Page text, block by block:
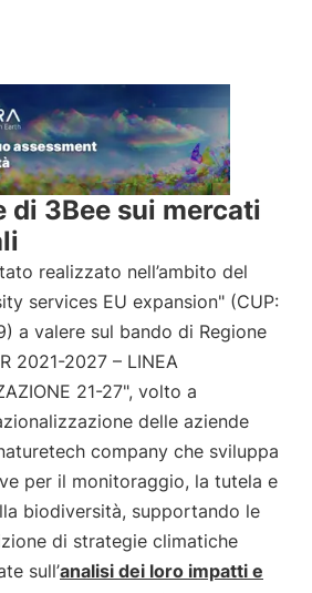
di 3Bee sui mercati
realizzato nell’ambito del
services EU expansion" (CUP:
a valere sul bando di Regione
2021-2027 – LINEA
21-27", volto a
delle aziende
company che sviluppa
per il monitoraggio, la tutela e
biodiversità, supportando le
di strategie climatiche
sull’analisi dei loro impatti e